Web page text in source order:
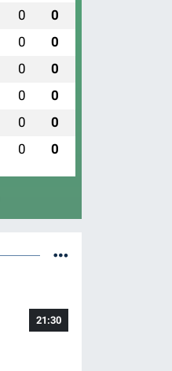
0 0
0 0
0 0
0 0
0 0
0 0
21:30